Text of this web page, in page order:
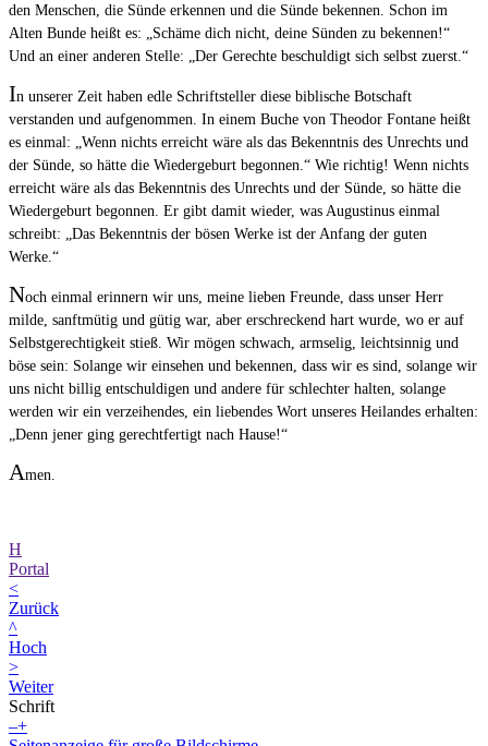
den Menschen, die Sünde erkennen und die Sünde bekennen. Schon im
Alten Bunde heißt es: „Schäme dich nicht, deine Sünden zu bekennen!“
Und an einer anderen Stelle: „Der Gerechte beschuldigt sich selbst zuerst.“
In unserer Zeit haben edle Schriftsteller diese biblische Botschaft
verstanden und aufgenommen. In einem Buche von Theodor Fontane heißt
es einmal: „Wenn nichts erreicht wäre als das Bekenntnis des Unrechts und
der Sünde, so hätte die Wiedergeburt begonnen.“ Wie richtig! Wenn nichts
erreicht wäre als das Bekenntnis des Unrechts und der Sünde, so hätte die
Wiedergeburt begonnen. Er gibt damit wieder, was Augustinus einmal
schreibt: „Das Bekenntnis der bösen Werke ist der Anfang der guten
Werke.“
Noch einmal erinnern wir uns, meine lieben Freunde, dass unser Herr
milde, sanftmütig und gütig war, aber erschreckend hart wurde, wo er auf
Selbstgerechtigkeit stieß. Wir mögen schwach, armselig, leichtsinnig und
böse sein: Solange wir einsehen und bekennen, dass wir es sind, solange wir
uns nicht billig entschuldigen und andere für schlechter halten, solange
werden wir ein verzeihendes, ein liebendes Wort unseres Heilandes erhalten:
„Denn jener ging gerechtfertigt nach Hause!“
Amen.
H
Portal
<
Zurück
^
Hoch
>
Weiter
Schrift
–+